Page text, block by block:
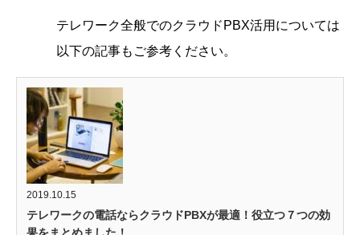
テレワーク全般でのクラウドPBX活用については
以下の記事もご参考ください。
2019.10.15
テレワークの電話ならクラウドPBXが最適！役立つ７つの効